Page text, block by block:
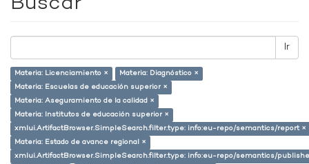
Ir
Materia: Licenciamiento ×
Materia: Diagnóstico ×
Materia: Escuelas de educación superior ×
Materia: Aseguramiento de la calidad ×
Materia: Institutos de educación superior ×
xmlui.ArtifactBrowser.SimpleSearch.filter.type: info:eu-repo/semantics/report ×
Materia: Estado de avance regional ×
xmlui.ArtifactBrowser.SimpleSearch.filter.type: info:eu-repo/semantics/